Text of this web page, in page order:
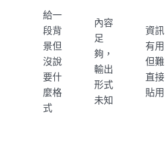
給一
段背
景但
沒說
要什
麼格
式
內容
足
夠，
輸出
形式
未知
資訊
有用
但難
直接
貼用